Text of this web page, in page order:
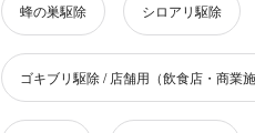
蜂の巣駆除 シロアリ駆除
ゴキブリ駆除 / 店舗用（飲食店・商業施